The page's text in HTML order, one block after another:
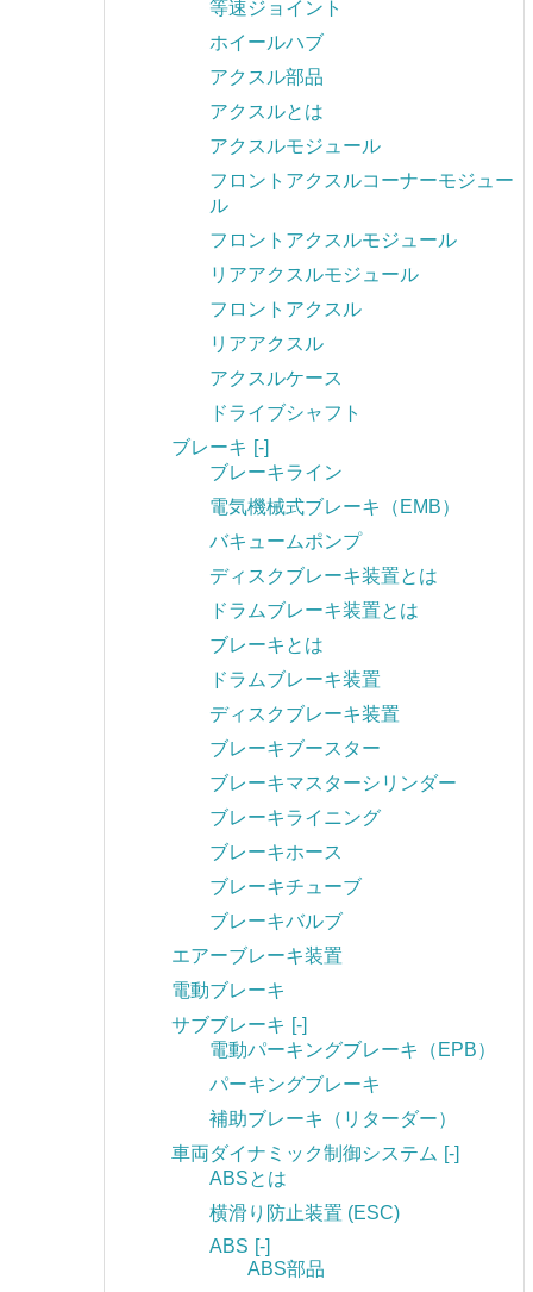
等速ジョイント
ホイールハブ
アクスル部品
アクスルとは
アクスルモジュール
フロントアクスルコーナーモジュー
ル
フロントアクスルモジュール
リアアクスルモジュール
フロントアクスル
リアアクスル
アクスルケース
ドライブシャフト
ブレーキ [-]
ブレーキライン
電気機械式ブレーキ（EMB）
バキュームポンプ
ディスクブレーキ装置とは
ドラムブレーキ装置とは
ブレーキとは
ドラムブレーキ装置
ディスクブレーキ装置
ブレーキブースター
ブレーキマスターシリンダー
ブレーキライニング
ブレーキホース
ブレーキチューブ
ブレーキバルブ
エアーブレーキ装置
電動ブレーキ
サブブレーキ [-]
電動パーキングブレーキ（EPB）
パーキングブレーキ
補助ブレーキ（リターダー）
車両ダイナミック制御システム [-]
ABSとは
横滑り防止装置 (ESC)
ABS [-]
ABS部品